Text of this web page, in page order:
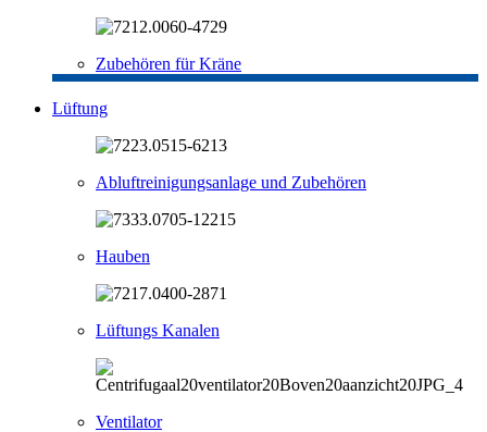
Zubehören für Kräne
Lüftung
Abluftreinigungsanlage und Zubehören
Hauben
Lüftungs Kanalen
Ventilator